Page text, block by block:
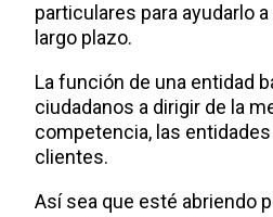
particulares para ayudarlo
largo plazo.
La función de una entidad
ciudadanos a dirigir de la
competencia, las
clientes.
Así sea que esté abriendo